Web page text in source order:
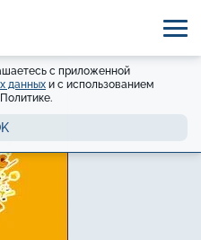
с приложенной
данных и с использованием